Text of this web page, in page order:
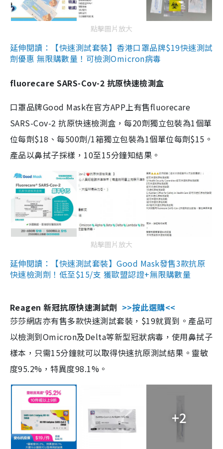
點擊圖片放大
延伸閱讀：【快速測試套裝】香港口罩品牌$19快速測試
劑優惠 無限購數量！可檢測Omicron病毒
fluorecare SARS-Cov-2 抗原快速檢測盒
口罩品牌Good Mask在官方APP上有售fluorecare
SARS-Cov-2 抗原快速檢測盒，每20劑獨立包裝為1個單
位每劑$18、每500劑/1箱獨立包裝為1個單位每劑$15。
產品以鼻拭子採樣，10至15分鐘知結果。
點擊圖片放大
延伸閱讀：【快速測試套裝】Good Mask發售3款抗原
快速檢測劑！低至$15/支 獲歐盟認證+無限購數量
Reagen 新冠抗原快速測試劑 >>按此選購<<
莎莎網店亦有售多款快速測試套裝，$19就買到。產品可
以檢測到Omicron及Delta等新型冠狀病毒，使用鼻拭子
樣本，只需15分鐘就可以取得快速抗原測試結果。靈敏
度95.2%，特異度98.1%。
+2